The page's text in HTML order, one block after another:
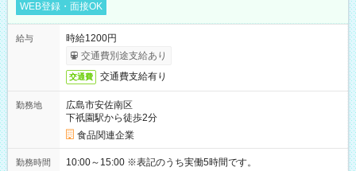
WEB登録・面接OK
給与
時給1200円
交通費別途支給あり
交通費 交通費支給有り
勤務地
広島市安佐南区
下祇園駅から徒歩2分
食品関連企業
勤務時間 10:00～15:00 ※表記のうち実働5時間です。